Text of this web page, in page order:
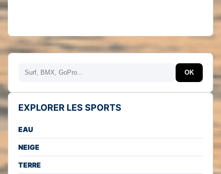
Rechercher OK
EXPLORER LES SPORTS
EAU
NEIGE
TERRE